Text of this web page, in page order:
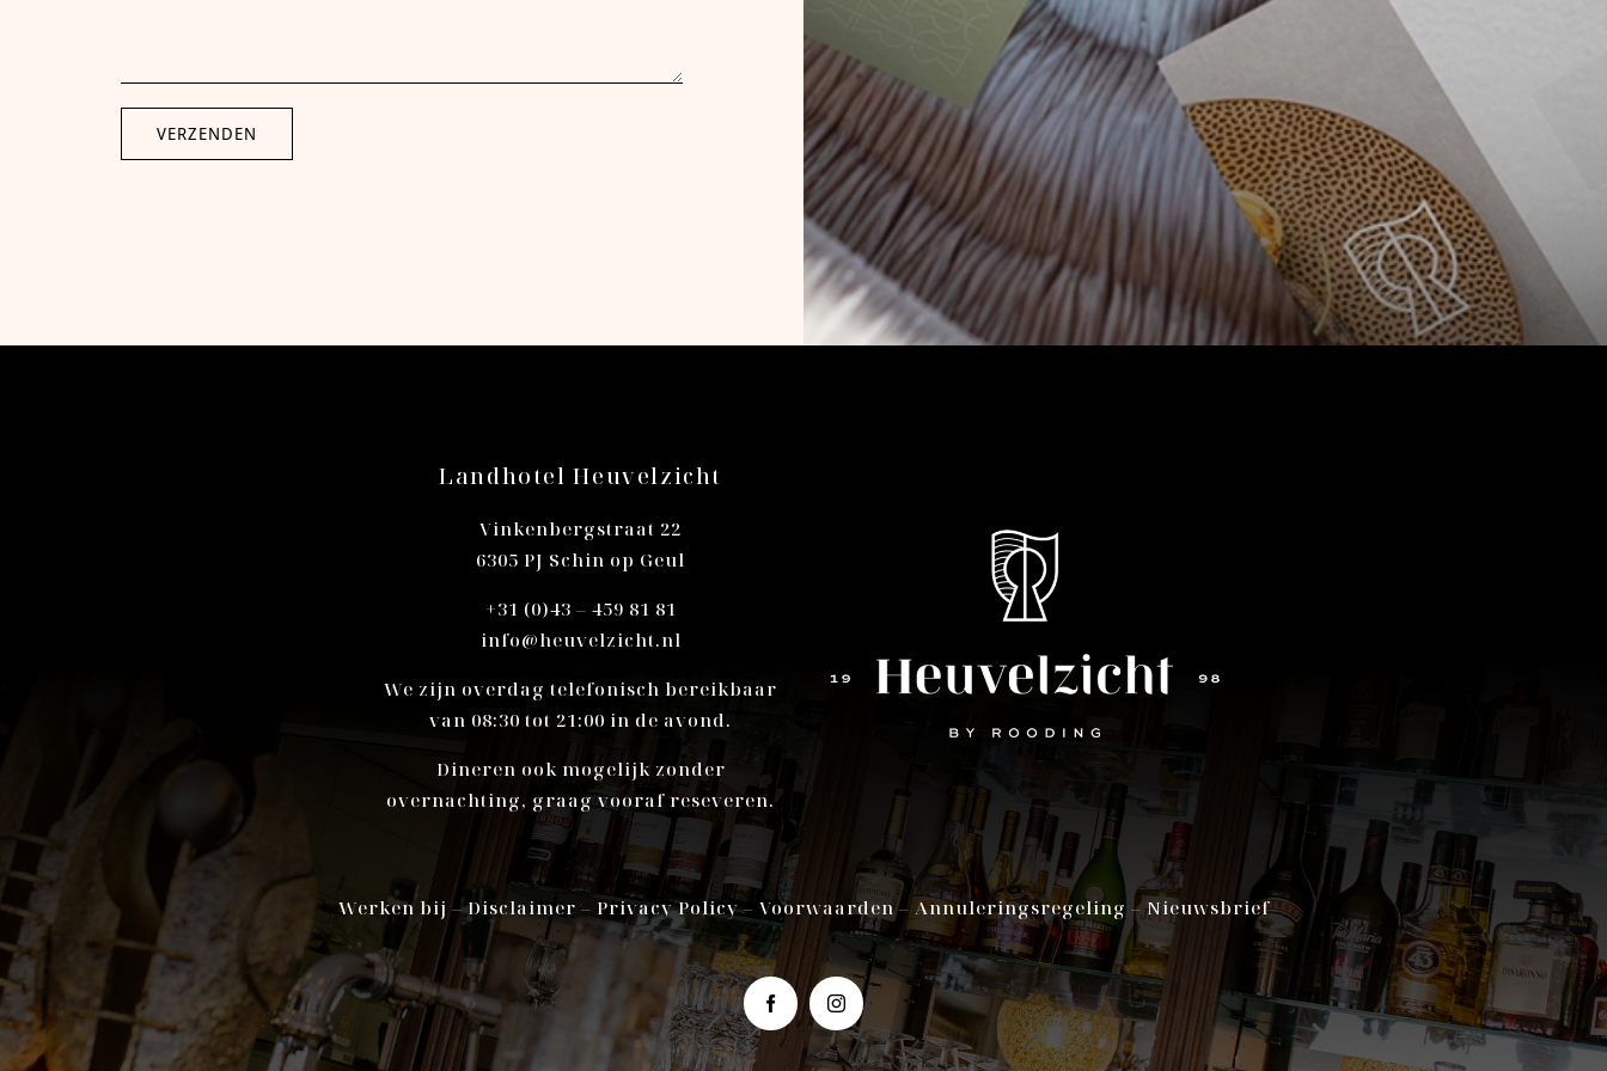
Landhotel Heuvelzicht
Vinkenbergstraat 22
6305 PJ Schin op Geul
+31 (0)43 – 459 81 81
info@heuvelzicht.nl
We zijn overdag telefonisch bereikbaar
van 08:30 tot 21:00 in de avond.
Dineren ook mogelijk zonder
overnachting, graag vooraf reseveren.
Werken bij –Disclaimer – Privacy Policy– Voorwaarden– Annuleringsregeling –Nieuwsbrief